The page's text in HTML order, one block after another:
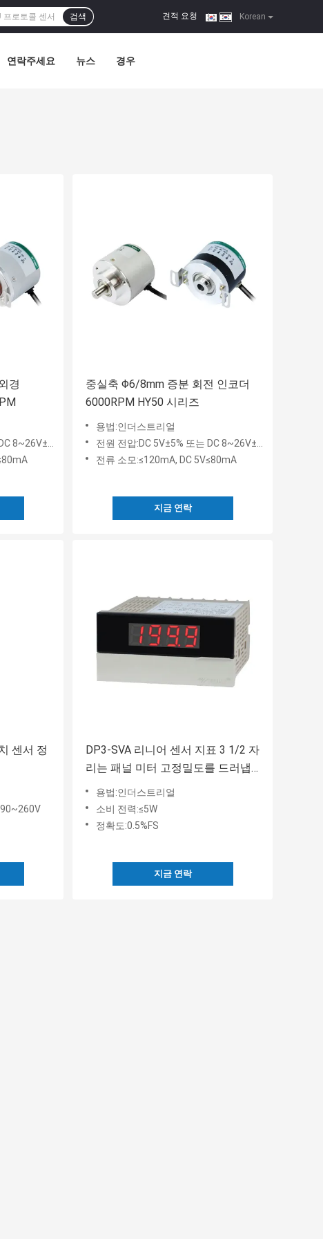
Korean
견적 요청 |
검색
연락주세요 뉴스 경우
경
8~26V±5%
중실축 Φ6/8mm 증분 회전 인코더
6000RPM HY50 시리즈
용법:인더스트리얼
전원 전압:DC 5V±5% 또는 DC 8~26V±5%
전류 소모:≤120mA, DC 5V≤80mA
지금 연락
센서 정
DP3-SVA 리니어 센서 지표 3 1/2 자
리는 패널 미터 고정밀도를 드러냅
니다
용법:인더스트리얼
소비 전력:≤5W
정확도:0.5%FS
지금 연락